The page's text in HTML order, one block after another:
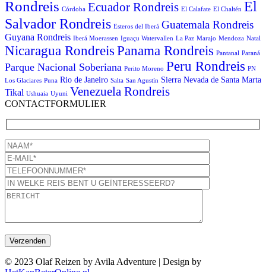
Rondreis Córdoba Ecuador Rondreis El Calafate El Chaltén El
Salvador Rondreis Esteros del Iberá Guatemala Rondreis
Guyana Rondreis Iberá Moerassen Iguaçu Watervallen La Paz Marajo Mendoza Natal
Nicaragua Rondreis Panama Rondreis Pantanal Paraná
Parque Nacional Soberiana Perito Moreno Peru Rondreis PN
Los Glaciares Puna Rio de Janeiro Salta San Agustín Sierra Nevada de Santa Marta
Tikal Ushuaia Uyuni Venezuela Rondreis
CONTACTFORMULIER
© 2023 Olaf Reizen by Avila Adventure | Design by